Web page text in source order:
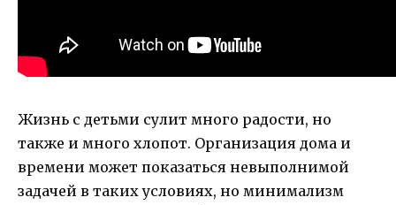
Жизнь с детьми сулит много радости, но
также и много хлопот. Организация дома и
времени может показаться невыполнимой
задачей в таких условиях, но минимализм